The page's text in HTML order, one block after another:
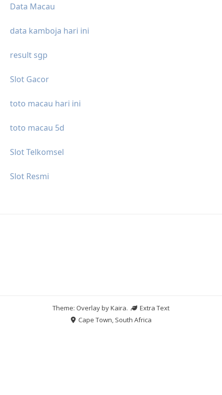
Data Macau
data kamboja hari ini
result sgp
Slot Gacor
toto macau hari ini
toto macau 5d
Slot Telkomsel
Slot Resmi
Theme: Overlay byKaira.
Extra Text
Cape Town, South Africa